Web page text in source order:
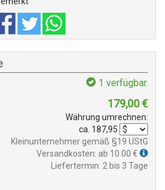
1 verfügbar.
179,00€
Währung umrechnen:
ca. 187,95
Kleinunternehmer gemäß §19 UStG
Versandkosten: ab 10.00 €
Liefertermin: 2 bis 3 Tage